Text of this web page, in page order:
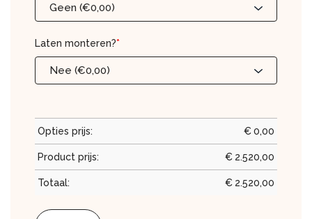
Geen (€0,00)
Laten monteren?*
Nee (€0,00)
Opties prijs: €0,00
Product prijs: € 2.520,00
Totaal: € 2.520,00
Aluminium Veranda 700 x 350 aantal